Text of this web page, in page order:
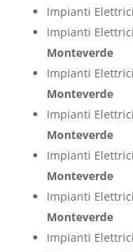
Impianti
Impianti
Monteverde
Impianti
Monteverde
Impianti
Monteverde
Impianti
Monteverde
Impianti
Monteverde
Impianti